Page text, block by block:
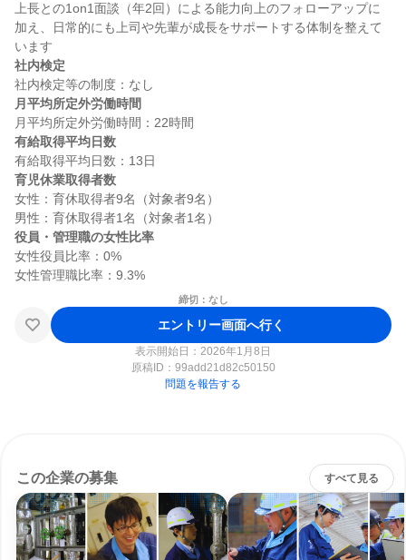
上長との1on1面談（年2回）による能力向上のフォローアップに
加え、日常的にも上司や先輩が成長をサポートする体制を整えて
社内検定
月平均所定外労働時間
有給取得平均日数
育児休業取得者数
女性：育休取得者9名（対象者9名）
役員・管理職の女性比率
女性役員比率：0%
締切：なし
エントリー画面へ行く
表示開始日：2026年1月8日
原稿ID： 99add21d82c50150
問題を報告する
この企業の募集 すべて見る